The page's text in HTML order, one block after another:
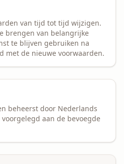
van tijd tot tijd wijzigen.
brengen van belangrijke
te blijven gebruiken na
met de nieuwe voorwaarden.
beheerst door Nederlands
aan de bevoegde